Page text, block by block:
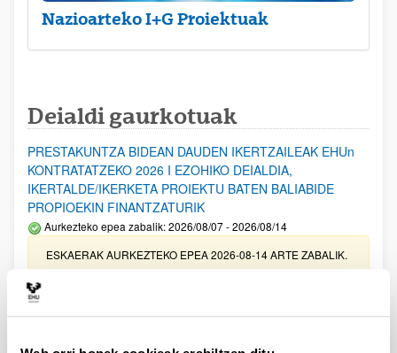
Nazioarteko I+G Proiektuak
Deialdi gaurkotuak
PRESTAKUNTZA BIDEAN DAUDEN IKERTZAILEAK EHUn
KONTRATATZEKO 2026 I EZOHIKO DEIALDIA,
IKERTALDE/IKERKETA PROIEKTU BATEN BALIABIDE
PROPIOEKIN FINANTZATURIK
Aurkezteko epea zabalik: 2026/08/07 - 2026/08/14
ESKAERAK AURKEZTEKO EPEA 2026-08-14 ARTE ZABALIK.
UPV/EHUn Azpiegitura Zientifikoa eta Funts Bibliografikoak
erosi eta berritzeko laguntzak 2026